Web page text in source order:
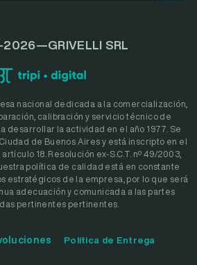
SRL
nacional dedicada a la comercialización,
calibración y servicio técnico de
desarrollar la actividad en el año 1977. Se
de Buenos Aires y está inscripto en el
18. Resolución ex-S.C.T. nº 49/2003,
política de calidad está en constante
estratégicos de la empresa, por lo que será
adecuación y comunicada a las partes
pertinentes pertinentes.
Política de Entrega